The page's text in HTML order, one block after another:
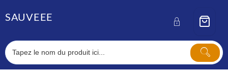
toSAUVEEE